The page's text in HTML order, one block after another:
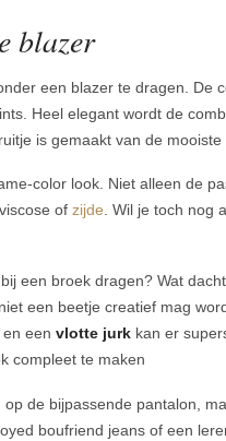
blazer
een blazer te dragen. De
Heel elegant wordt de
is gemaakt van de mooiste
color look. Niet alleen de
of zijde. Wil je toch nog
een broek dragen? Wat
een beetje creatief mag
en een vlotte jurk kan er
compleet te maken
de bijpassende pantalon,
boufriend jeans of een